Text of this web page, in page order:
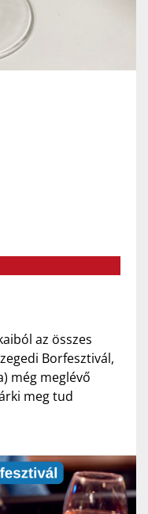
az összes
Borfesztivál,
még meglévő
meg tud